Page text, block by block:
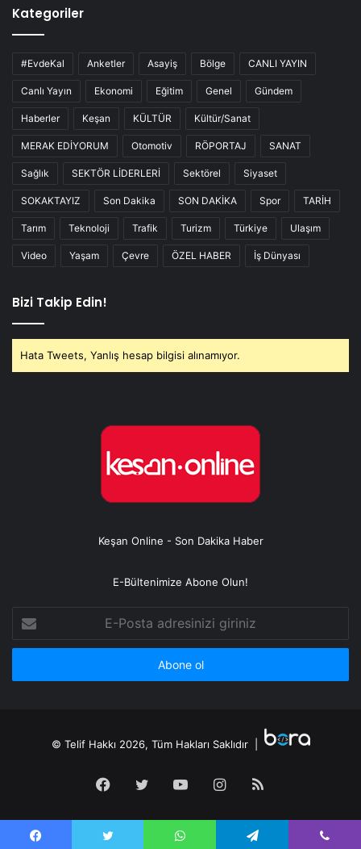
Kategoriler
#EvdeKal Anketler Asayiş Bölge CANLI YAYIN
Canlı Yayın Ekonomi Eğitim Genel Gündem
Haberler Keşan KÜLTÜR Kültür/Sanat
MERAK EDİYORUM Otomotiv RÖPORTAJ SANAT
Sağlık SEKTÖR LİDERLERİ Sektörel Siyaset
SOKAKTAYIZ Son Dakika SON DAKİKA Spor TARİH
Tarım Teknoloji Trafik Turizm Türkiye Ulaşım
Video Yaşam Çevre ÖZEL HABER İş Dünyası
Bizi Takip Edin!
Hata Tweets, Yanlış hesap bilgisi alınamıyor.
Keşan Online - Son Dakika Haber
E-Bültenimize Abone Olun!
Posta
adresinizi
© Telif Hakkı 2026, Tüm Hakları Saklıdır |
Facebook
TwitterYouTubeInstagram
RSS